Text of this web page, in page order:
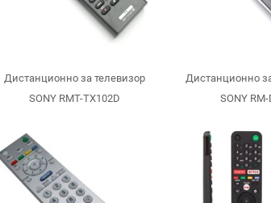
Дистанционно за телевизор
SONY RMT-TX102D
Дистанционно
SONY